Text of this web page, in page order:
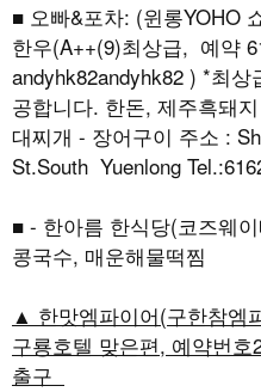
■ 오빠&포차: (윈롱YOHO
한우(A++(9)최상급, 예약
andyhk82andyhk82 ) *최
공합니다. 한돈, 제주흑돼
대찌개 - 장어구이 주소 :
St.South Yuenlong
■ - 한아름 한식당(코즈웨
콩국수, 매운해물떡찜
▲ 한맛엠파이어(구한참엠
구룡호텔 맞은편, 예약번
출구